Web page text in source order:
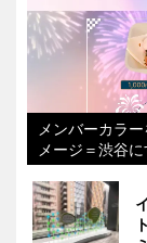
メンバーカラ
メージ＝渋谷